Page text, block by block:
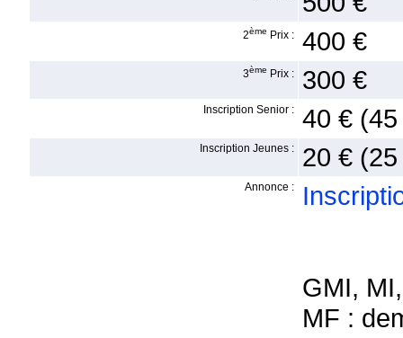
2ème Prix : 400 €
3ème Prix : 300 €
Inscription Senior : 40 €
Inscription Jeunes : 20 €
Annonce :
GMI,
MF :